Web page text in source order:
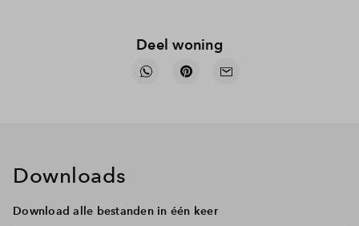
Deel woning
Downloads
Download alle bestanden in één keer